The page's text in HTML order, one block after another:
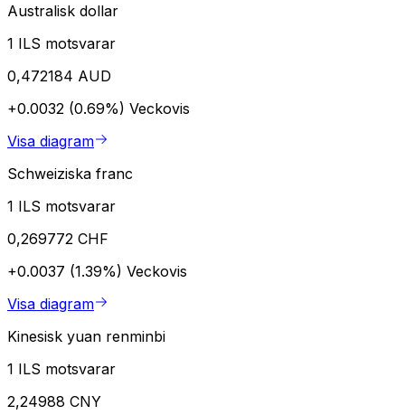
Australisk dollar
1 ILS motsvarar
0,472184 AUD
+0.0032 (0.69%) Veckovis
Visa diagram
Schweiziska franc
1 ILS motsvarar
0,269772 CHF
+0.0037 (1.39%) Veckovis
Visa diagram
Kinesisk yuan renminbi
1 ILS motsvarar
2,24988 CNY